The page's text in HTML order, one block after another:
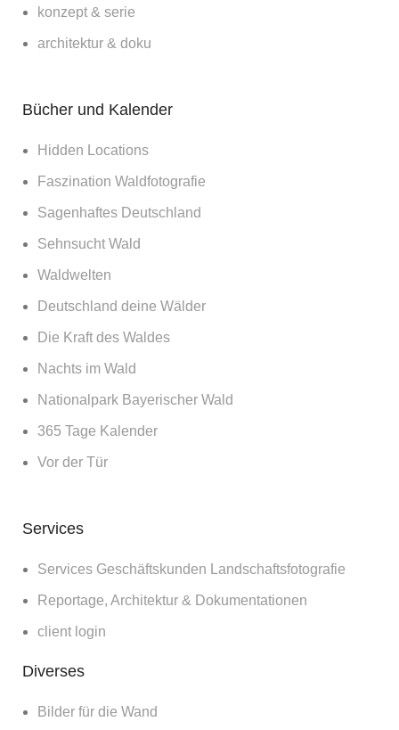
konzept & serie
architektur & doku
Bücher und Kalender
Hidden Locations
Faszination Waldfotografie
Sagenhaftes Deutschland
Sehnsucht Wald
Waldwelten
Deutschland deine Wälder
Die Kraft des Waldes
Nachts im Wald
Nationalpark Bayerischer Wald
365 Tage Kalender
Vor der Tür
Services
Services Geschäftskunden Landschaftsfotografie
Reportage, Architektur & Dokumentationen
client login
Diverses
Bilder für die Wand